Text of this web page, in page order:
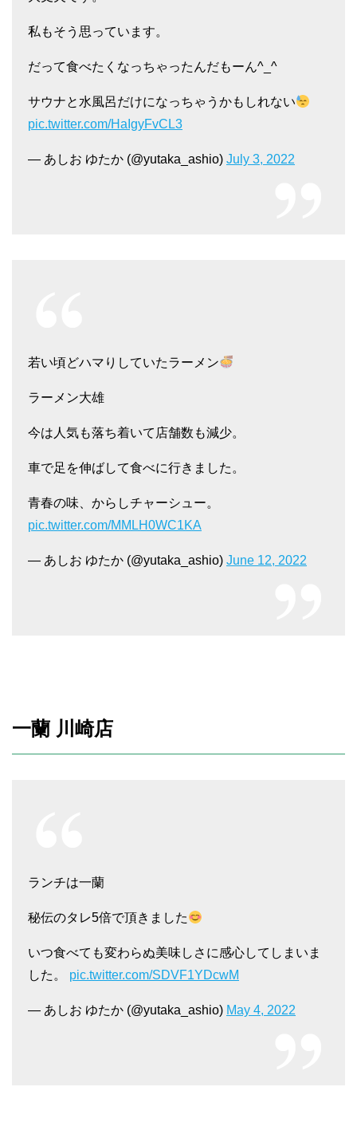
私もそう思っています。
だって食べたくなっちゃったんだもーん^_^
サウナと水風呂だけになっちゃうかもしれない
pic.twitter.com/HaIgyFvCL3
— あしお ゆたか (@yutaka_ashio) July 3, 2022
若い頃どハマりしていたラーメン
ラーメン大雄
今は人気も落ち着いて店舗数も減少。
車で足を伸ばして食べに行きました。
青春の味、からしチャーシュー。
pic.twitter.com/MMLH0WC1KA
— あしお ゆたか (@yutaka_ashio) June 12, 2022
一蘭 川崎店
ランチは一蘭
秘伝のタレ5倍で頂きました
いつ食べても変わらぬ美味しさに感心してしまいま
した。 pic.twitter.com/SDVF1YDcwM
— あしお ゆたか (@yutaka_ashio) May 4, 2022